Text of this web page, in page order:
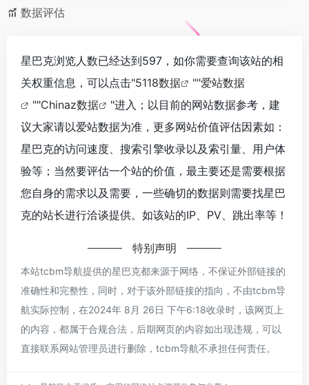
数据评估
星巴克浏览人数已经达到597，如你需要查询该站的相
关权重信息，可以点击"5118数据 ""爱站数据
""Chinaz数据
"进入；以目前的网站数据参考，建
议大家请以爱站数据为准，更多网站价值评估因素如：
星巴克的访问速度、搜索引擎收录以及索引量、用户体
验等；当然要评估一个站的价值，最主要还是需要根据
您自身的需求以及需要，一些确切的数据则需要找星巴
克的站长进行洽谈提供。如该站的IP、PV、跳出率等！
特别声明
本站tcbm导航提供的星巴克都来源于网络，不保证外部链接的
准确性和完整性，同时，对于该外部链接的指向，不由tcbm导
航实际控制，在2024年 8月 26日 下午6:18收录时，该网页上
的内容，都属于合规合法，后期网页的内容如出现违规，可以
直接联系网站管理员进行删除，tcbm导航不承担任何责任。